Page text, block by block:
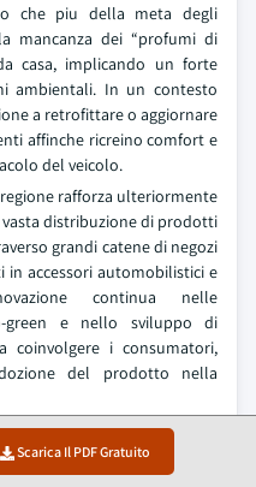
Scarica Il PDF Gratuito
che piu della meta degli
mancanza dei “profumi di
casa, implicando un forte
ambientali. In un contesto
a retrofittare o aggiornare
affinche ricreino comfort e
del veicolo.
rafforza ulteriormente
vasta distribuzione di prodotti
grandi catene di negozi
in accessori automobilistici e
continua nelle
green e nello sviluppo di
coinvolgere i consumatori,
del prodotto nella
diffusione di profumi per
di USD nel 2024 e si